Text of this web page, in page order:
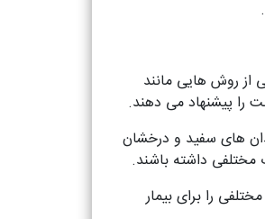
از روش هایی مانند
را پیشنهاد می دهند.
های سفید و درخشان
داشته باشند.
را برای بیمار